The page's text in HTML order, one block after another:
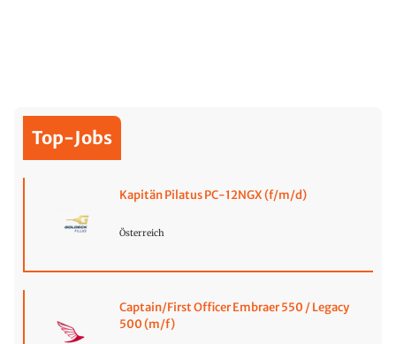
Top-Jobs
Kapitän Pilatus PC-12NGX (f/m/d)
Österreich
Captain/First Officer Embraer 550 / Legacy
500 (m/f)